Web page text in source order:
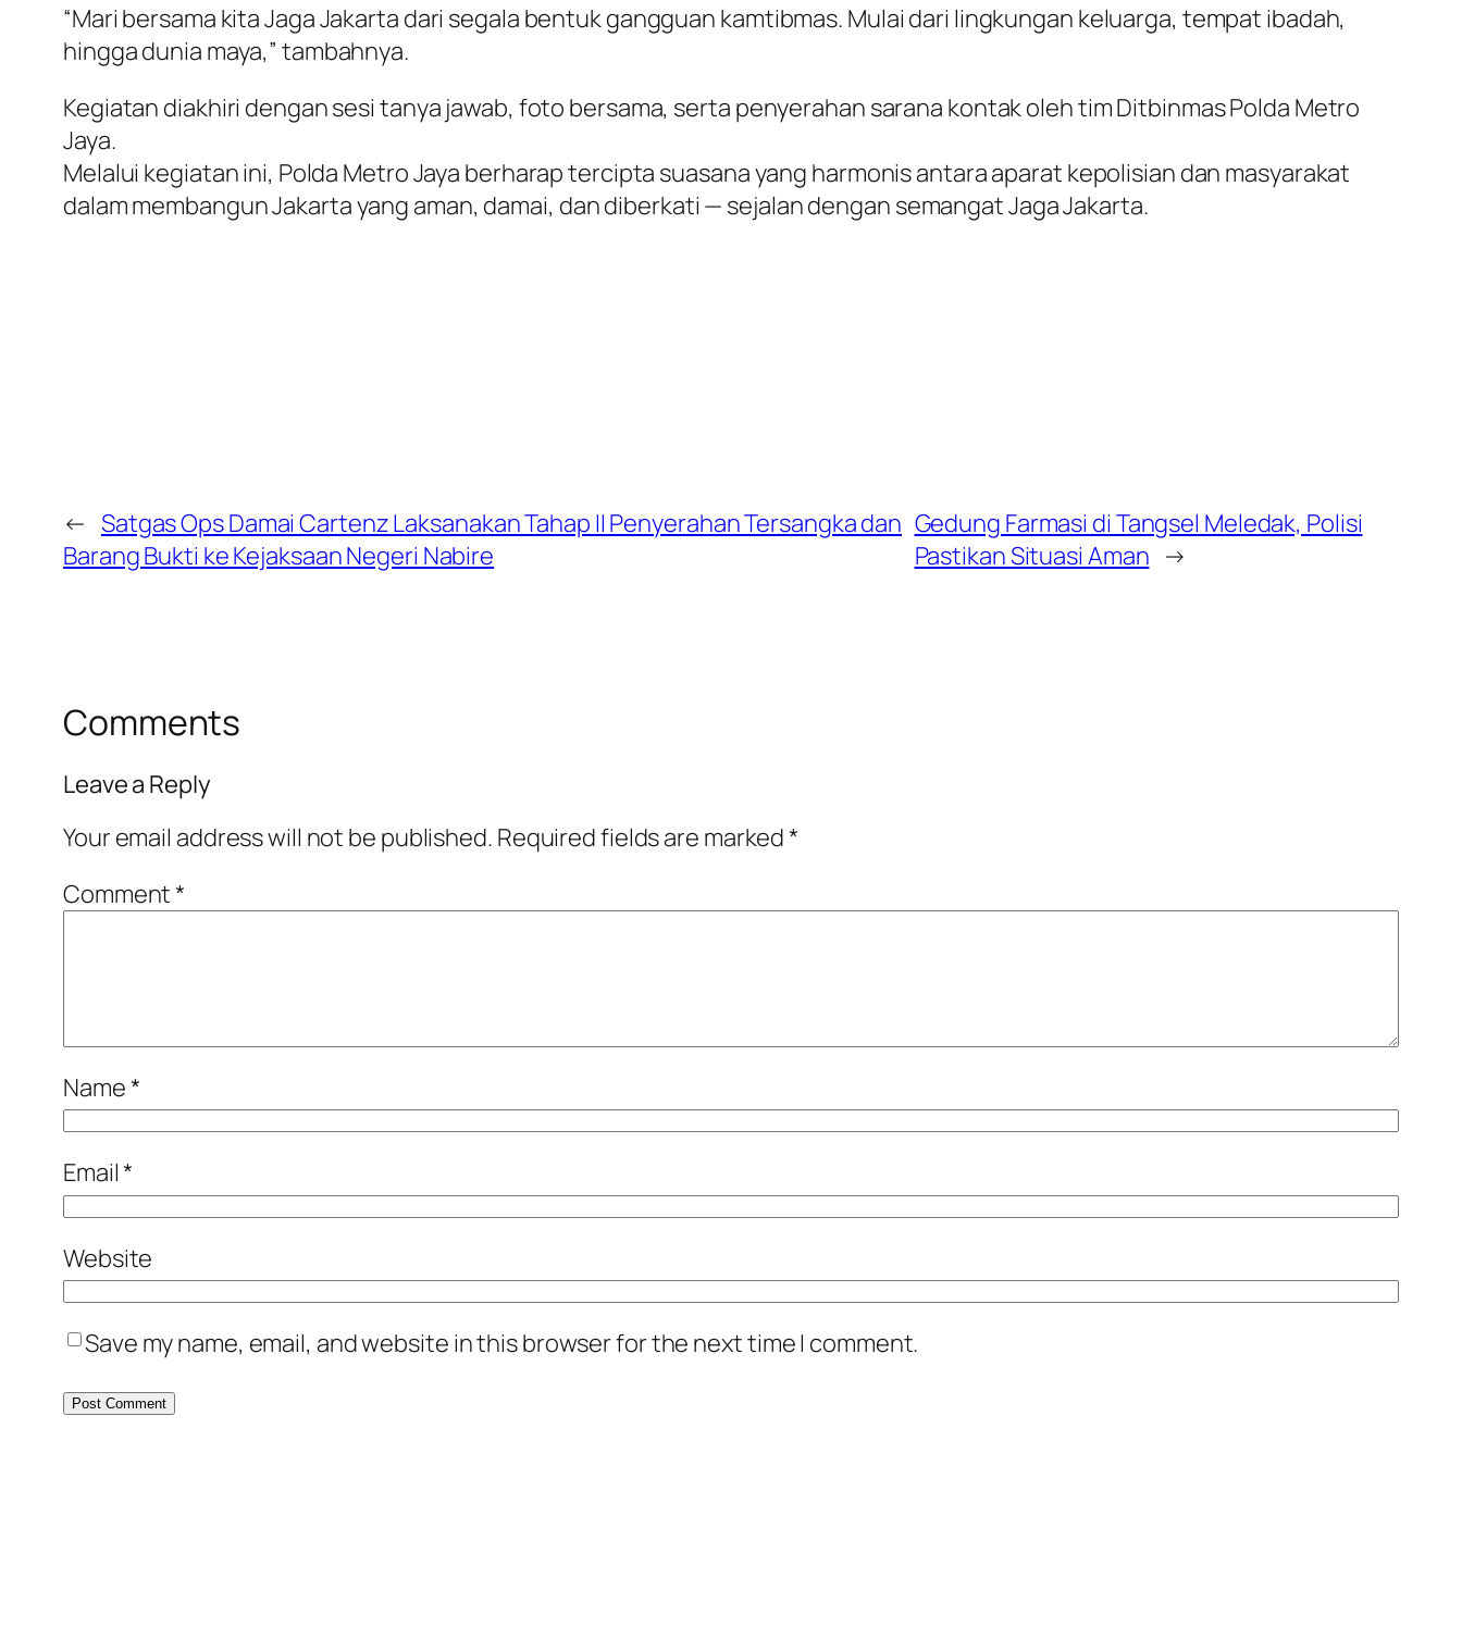
“Mari bersama kita Jaga Jakarta dari segala bentuk gangguan kamtibmas. Mulai dari lingkungan keluarga, tempat ibadah,
hingga dunia maya,” tambahnya.
Kegiatan diakhiri dengan sesi tanya jawab, foto bersama, serta penyerahan sarana kontak oleh tim Ditbinmas Polda Metro
Jaya.
Melalui kegiatan ini, Polda Metro Jaya berharap tercipta suasana yang harmonis antara aparat kepolisian dan masyarakat
dalam membangun Jakarta yang aman, damai, dan diberkati — sejalan dengan semangat Jaga Jakarta.
← Satgas Ops Damai Cartenz Laksanakan Tahap II Penyerahan Tersangka dan
Barang Bukti ke Kejaksaan Negeri Nabire
Gedung Farmasi di Tangsel Meledak, Polisi
Pastikan Situasi Aman →
Comments
Leave a Reply
Your email address will not be published. Required fields are marked*
Comment*
Name*
Email*
Website
Save my name, email, and website in this browser for the next time I comment.